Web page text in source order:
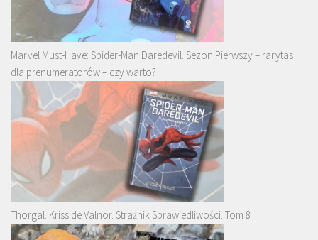
Marvel Must-Have: Spider-Man Daredevil. Sezon Pierwszy – rarytas
dla prenumeratorów – czy warto?
Thorgal. Kriss de Valnor. Strażnik Sprawiedliwości. Tom 8